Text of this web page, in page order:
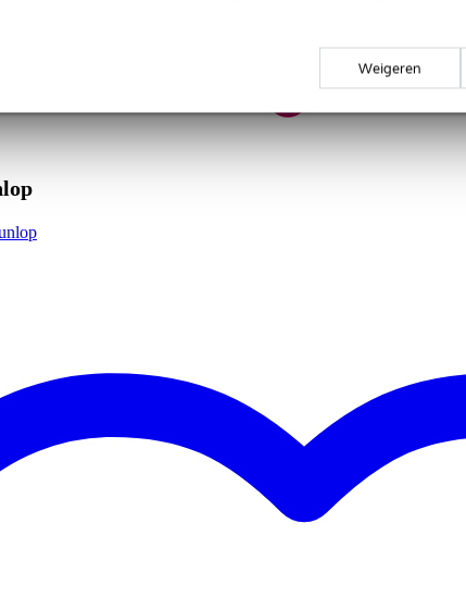
Weigeren
3,0 x 2,0 x 2,0 cm